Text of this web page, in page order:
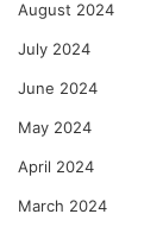
August 2024
July 2024
June 2024
May 2024
April 2024
March 2024